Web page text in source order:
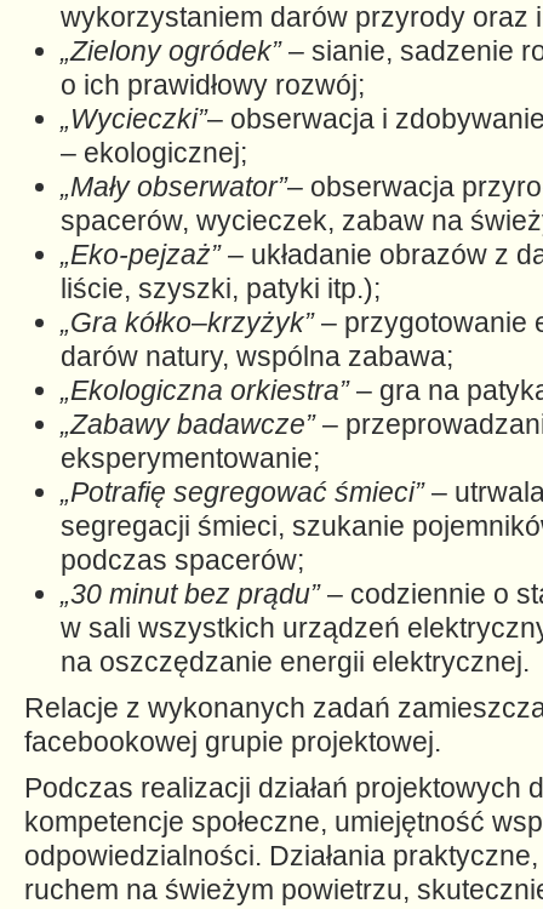
wykorzystaniem darów przyrody oraz
„Zielony ogródek”– sianie, sadzenie
o ich prawidłowy rozwój;
„Wycieczki”– obserwacja i
– ekologicznej;
„Mały obserwator”– obserwacja
spacerów, wycieczek, zabaw na
„Eko-pejzaż”– układanie obrazów z
liście, szyszki, patyki itp.);
„Gra kółko–krzyżyk”– przygotowanie
darów natury, wspólna zabawa;
„Ekologiczna orkiestra”– gra na
„Zabawy badawcze”–
eksperymentowanie;
„Potrafię segregować śmieci”–
segregacji śmieci, szukanie
podczas spacerów;
„30 minut bez prądu”– codziennie o
w sali wszystkich urządzeń
na oszczędzanie energii elektrycznej.
Relacje z wykonanych zadań
facebookowej grupie projektowej.
Podczas realizacji działań projektowych
kompetencje społeczne, umiejętność
odpowiedzialności. Działania
ruchem na świeżym powietrzu,